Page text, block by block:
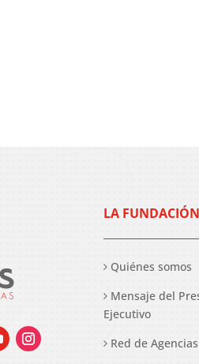
LA FUNDACIÓN
Quiénes somos
Mensaje del
Ejecutivo
Red de Agencias